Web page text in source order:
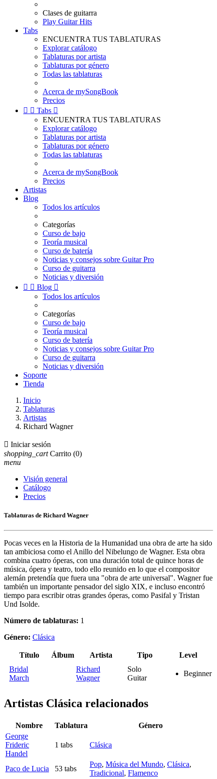
Clases de guitarra
Play Guitar Hits
Tabs
ENCUENTRA TUS TABLATURAS
Explorar catálogo
Tablaturas por artista
Tablaturas por género
Todas las tablaturas
Acerca de mySongBook
Precios
  Tabs 
ENCUENTRA TUS TABLATURAS
Explorar catálogo
Tablaturas por artista
Tablaturas por género
Todas las tablaturas
Acerca de mySongBook
Precios
Artistas
Blog
Todos los artículos
Categorías
Curso de bajo
Teoría musical
Curso de batería
Noticias y consejos sobre Guitar Pro
Curso de guitarra
Noticias y diversión
  Blog 
Todos los artículos
Categorías
Curso de bajo
Teoría musical
Curso de batería
Noticias y consejos sobre Guitar Pro
Curso de guitarra
Noticias y diversión
Soporte
Tienda
Inicio
Tablaturas
Artistas
Richard Wagner
 Iniciar sesión
shopping_cart Carrito (0)
menu
Visión general
Catálogo
Precios
Tablaturas de Richard Wagner
Pocas veces en la Historia de la Humanidad una obra de arte ha sido
tan ambiciosa como el Anillo del Nibelungo de Wagner. Esta obra
combina cuatro óperas, con una duración total de quince horas de
música, ópera y teatro, todo ello reunido en lo que el compositor
alemán pretendía que fuera una "obra de arte universal". Wagner fue
también un importante pensador del siglo XIX, e incluso encontró
tiempo para escribir otras grandes óperas, como Pasifal y Tristan
Und Isolde.
Número de tablaturas: 1
Género: Clásica
Título Álbum Artista Tipo
Level
Bridal
March
Richard
Wagner
Solo
Guitar
Beginner
Artistas Clásica relacionados
Nombre Tablatura
Género
George
Frideric
Handel
1 tabs Clásica
Paco de Lucia 53 tabs
Pop, Música del Mundo, Clásica,
Tradicional, Flamenco